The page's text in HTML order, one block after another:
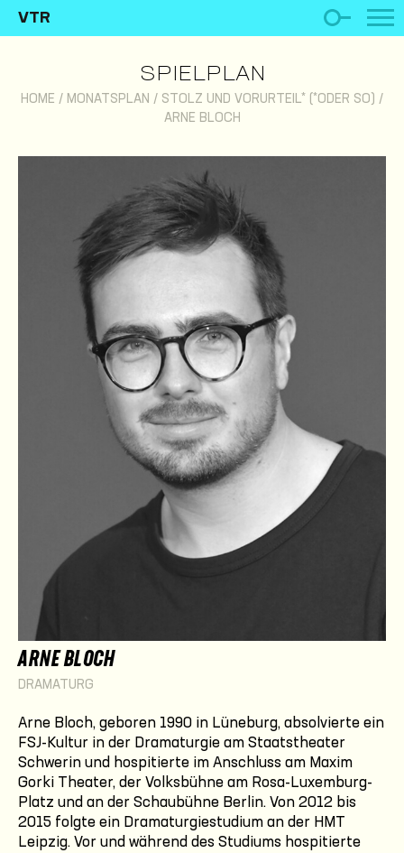
VTR
SPIELPLAN
HOME / MONATSPLAN / STOLZ UND VORURTEIL* (*ODER SO)
/
ARNE BLOCH
ARNE BLOCH
DRAMATURG
Arne Bloch, geboren 1990 in Lüneburg, absolvierte ein
FSJ-Kultur in der Dramaturgie am Staatstheater
Schwerin und hospitierte im Anschluss am Maxim
Gorki Theater, der Volksbühne am Rosa-Luxemburg-
Platz und an der Schaubühne Berlin. Von 2012 bis
2015 folgte ein Dramaturgiestudium an der HMT
Leipzig. Vor und während des Studiums hospitierte